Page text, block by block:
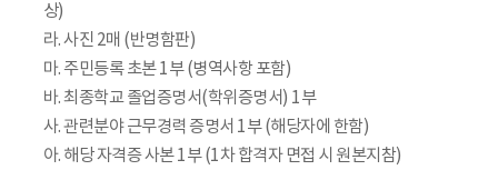
상)
라. 사진 2매 (반명함판)
마. 주민등록 초본 1부 (병역사항 포함)
바. 최종학교 졸업증명서(학위증명서) 1부
사. 관련분야 근무경력 증명서 1부 (해당자에 한함)
아. 해당 자격증 사본 1부 (1차 합격자 면접 시 원본지참)